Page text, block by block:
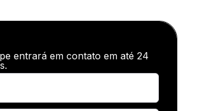
entrará em contato em até 24